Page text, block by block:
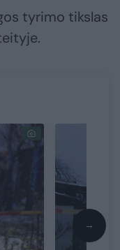
tyrimo tikslas
→